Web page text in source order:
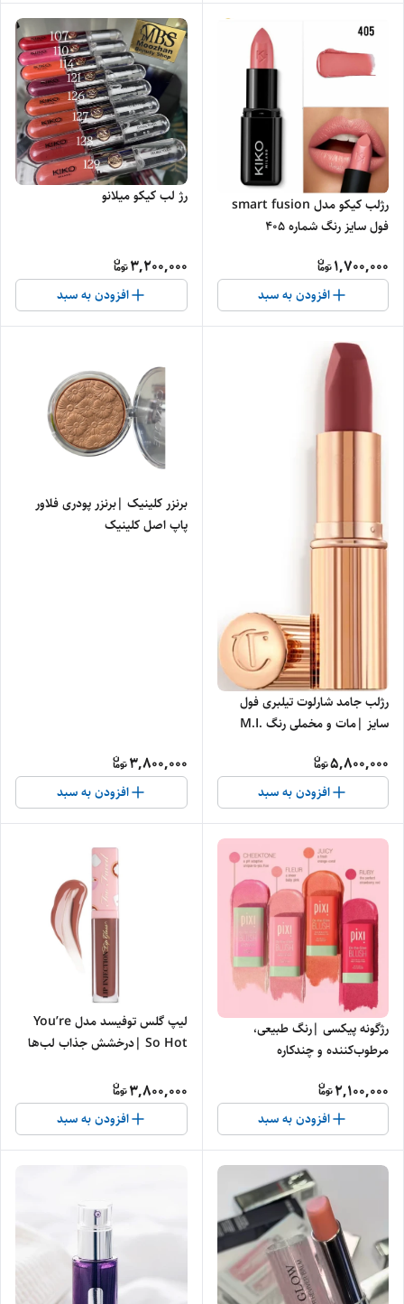
رژلب کیکو مدل smart fusion
فول سایز رنگ شماره 405
1,700,000
افزودن به سبد
رژ لب کیکو میلانو
3,200,000
افزودن به سبد
رژلب جامد شارلوت تیلبری فول
سایز |مات و مخملی رنگ‌ M.I.
5,800,000
افزودن به سبد
برنزر کلینیک |برنزر پودری فلاور
پاپ اصل کلینیک
3,800,000
افزودن به سبد
رژگونه پیکسی |رنگ طبیعی،
مرطوب‌کننده و چندکاره
2,100,000
افزودن به سبد
لیپ گلس توفیسد مدل You’re
So Hot |درخشش جذاب لب‌ها
3,800,000
افزودن به سبد